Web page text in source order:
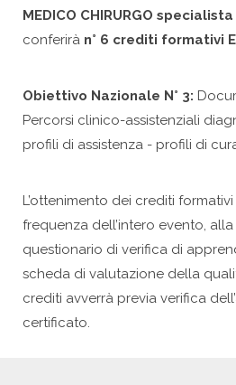
MEDICO CHIRURGO
conferirà n° 6 crediti formativi
Obiettivo Nazionale N° 3:
Percorsi clinico-assistenziali
profili di assistenza - profili di
L’ottenimento dei crediti
frequenza dell’intero evento,
questionario di verifica di
scheda di valutazione della
crediti avverrà previa verifica
certificato.